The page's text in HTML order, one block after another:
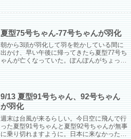
夏型75号ちゃん‐77号ちゃんが羽化
朝から3頭が羽化して羽を乾かしている間に
出かけ、早い午後に帰ってきたら夏型77号ち
ゃんが亡くなっていた。ぽんぽんがちょっと
屋のどこにもコバチはいなかったし。
9/13 夏型91号ちゃん、92号ちゃん
が羽化
週末は台風が来るらしい。今日空に飛んで行
った夏型91号ちゃんと夏型92号ちゃんが無事
に乗り切れますように。日本に来なかったら